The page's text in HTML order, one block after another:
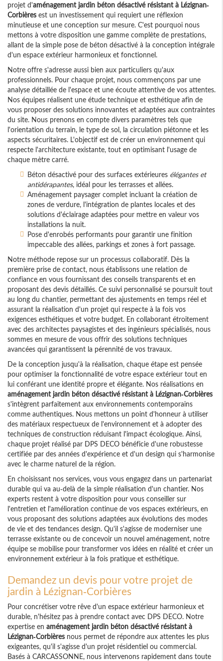
projet d'aménagement jardin béton désactivé résistant à Lézignan-
Corbières est un investissement qui requiert une réflexion
minutieuse et une conception sur mesure. C'est pourquoi nous
mettons à votre disposition une gamme complète de prestations,
allant de la simple pose de béton désactivé à la conception intégrale
d'un espace extérieur harmonieux et fonctionnel.
Notre offre s'adresse aussi bien aux particuliers qu'aux
professionnels. Pour chaque projet, nous commençons par une
analyse détaillée de l'espace et une écoute attentive de vos attentes.
Nos équipes réalisent une étude technique et esthétique afin de
vous proposer des solutions innovantes et adaptées aux contraintes
du site. Nous prenons en compte divers paramètres tels que
l'orientation du terrain, le type de sol, la circulation piétonne et les
aspects sécuritaires. L'objectif est de créer un environnement qui
respecte l'architecture existante, tout en optimisant l'usage de
chaque mètre carré.
Béton désactivé pour des surfaces extérieures élégantes et
antidérapantes, idéal pour les terrasses et allées.
Aménagement paysager complet incluant la création de
zones de verdure, l'intégration de plantes locales et des
solutions d'éclairage adaptées pour mettre en valeur vos
installations la nuit.
Pose d'enrobés performants pour garantir une finition
impeccable des allées, parkings et zones à fort passage.
Notre méthode repose sur un processus collaboratif. Dès la
première prise de contact, nous établissons une relation de
confiance en vous fournissant des conseils transparents et en
proposant des devis détaillés. Ce suivi personnalisé se poursuit tout
au long du chantier, permettant des ajustements en temps réel et
assurant la réalisation d'un projet qui respecte à la fois vos
exigences esthétiques et votre budget. En collaborant étroitement
avec des architectes paysagistes et des ingénieurs spécialisés, nous
sommes en mesure de vous offrir des solutions techniques
avancées qui garantissent la pérennité de vos travaux.
De la conception jusqu'à la réalisation, chaque étape est pensée
pour optimiser la fonctionnalité de votre espace extérieur tout en
lui conférant une identité propre et élégante. Nos réalisations en
aménagement jardin béton désactivé résistant à Lézignan-Corbières
s'intègrent parfaitement aux environnements contemporains
comme authentiques. Nous mettons un point d'honneur à utiliser
des matériaux respectueux de l'environnement et à adopter des
techniques de construction réduisant l'impact écologique. Ainsi,
chaque projet réalisé par DPS DECO bénéficie d'une robustesse
certifiée par des années d'expérience et d'un design qui s'harmonise
avec le charme naturel de la région.
En choisissant nos services, vous vous engagez dans un partenariat
durable qui va au-delà de la simple réalisation d'un chantier. Nos
experts restent à votre disposition pour vous conseiller sur
l'entretien et l'amélioration continue de vos espaces extérieurs, en
vous proposant des solutions adaptées aux évolutions des modes
de vie et des tendances design. Qu'il s'agisse de moderniser une
terrasse existante ou de concevoir un nouvel aménagement, notre
équipe se mobilise pour transformer vos idées en réalité et créer un
environnement extérieur à la fois pratique et esthétique.
Demandez un devis pour votre projet de
jardin à Lézignan-Corbières
Pour concrétiser votre rêve d'un espace extérieur harmonieux et
durable, n'hésitez pas à prendre contact avec DPS DECO. Notre
expertise en aménagement jardin béton désactivé résistant à
Lézignan-Corbières nous permet de répondre aux attentes les plus
exigeantes, qu'il s'agisse d'un projet résidentiel ou commercial.
Basés à CARCASSONNE, nous intervenons rapidement dans toute